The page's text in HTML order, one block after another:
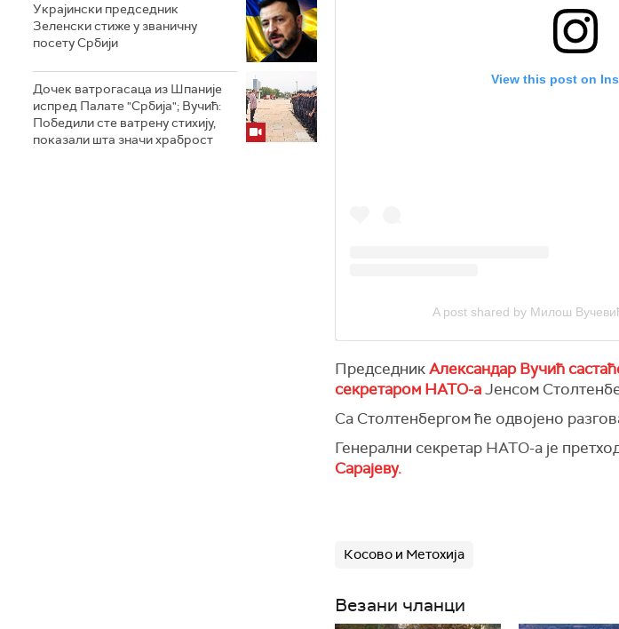
Украјински председник
Зеленски стиже у званичну
посету Србији
Дочек ватрогасаца из Шпаније
испред Палате "Србија"; Вучић:
Победили сте ватрену стихију,
показали шта значи храброст
View this post on
A post shared by Милош
ПредседникАлександар Вучић
секретаром НАТО-аЈенсом
Са Столтенбергом ће одвојено
Генерални секретар НАТО-а је
Сарајеву.
Косово и Метохија
Везани чланци